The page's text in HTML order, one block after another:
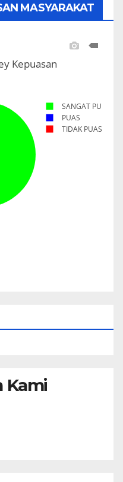
MASYARAKAT
Kami